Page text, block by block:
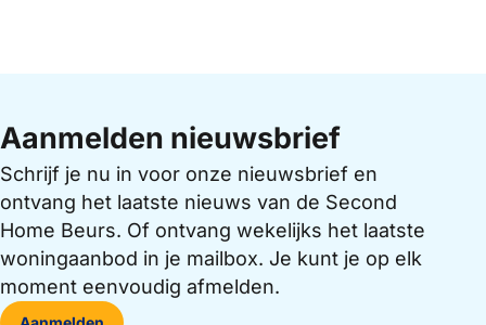
Aanmelden nieuwsbrief
Schrijf je nu in voor onze nieuwsbrief en
ontvang het laatste nieuws van de Second
Home Beurs. Of ontvang wekelijks het laatste
woningaanbod in je mailbox. Je kunt je op elk
moment eenvoudig afmelden.